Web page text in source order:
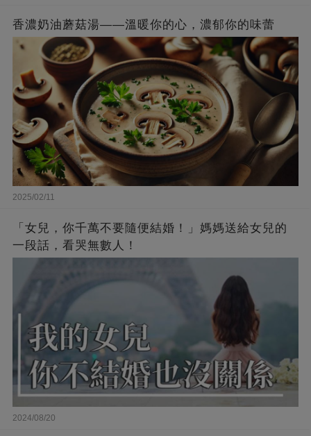
香濃奶油蘑菇湯——溫暖你的心，濃郁你的味蕾
2025/02/11
「女兒，你千萬不要隨便結婚！」媽媽送給女兒的
一段話，看哭無數人！
2024/08/20